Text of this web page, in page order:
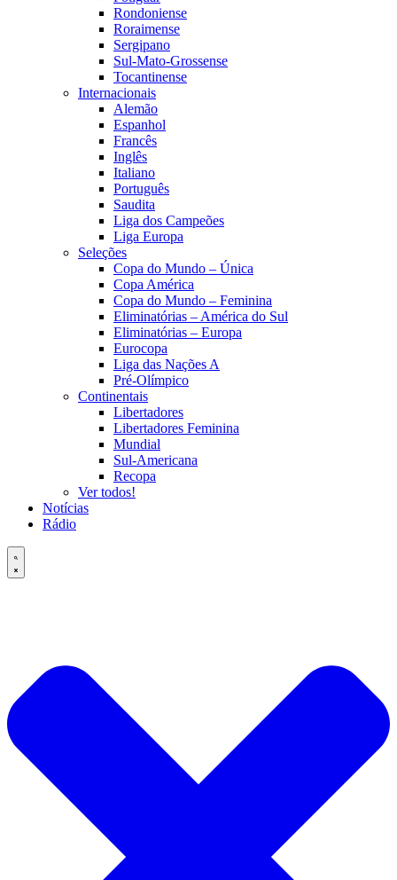
Rondoniense
Roraimense
Sergipano
Sul-Mato-Grossense
Tocantinense
Internacionais
Alemão
Espanhol
Francês
Inglês
Italiano
Português
Saudita
Liga dos Campeões
Liga Europa
Seleções
Copa do Mundo – Única
Copa América
Copa do Mundo – Feminina
Eliminatórias – América do Sul
Eliminatórias – Europa
Eurocopa
Liga das Nações A
Pré-Olímpico
Continentais
Libertadores
Libertadores Feminina
Mundial
Sul-Americana
Recopa
Ver todos!
Notícias
Rádio